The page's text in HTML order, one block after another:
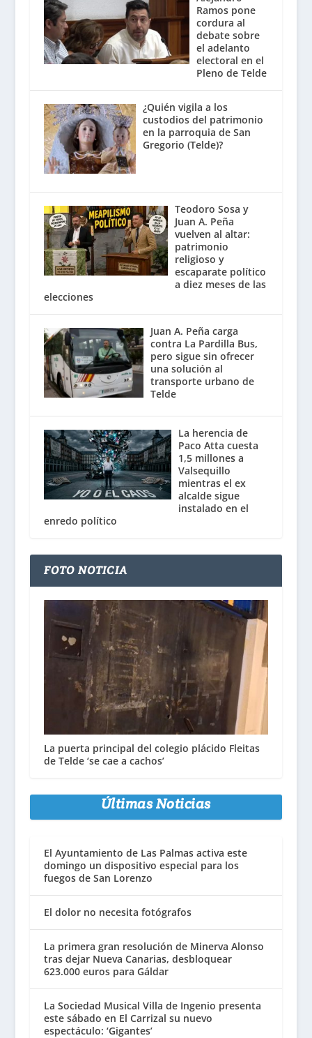
Ramos pone
cordura al
debate sobre
el adelanto
electoral en el
Pleno de Telde
¿Quién vigila a los
custodios del patrimonio
en la parroquia de San
Gregorio (Telde)?
Teodoro Sosa y
Juan A. Peña
vuelven al altar:
patrimonio
religioso y
escaparate político
a diez meses de las
elecciones
Juan A. Peña carga
contra La Pardilla Bus,
pero sigue sin ofrecer
una solución al
transporte urbano de
Telde
La herencia de
Paco Atta cuesta
1,5 millones a
Valsequillo
mientras el ex
alcalde sigue
instalado en el
enredo político
FOTO NOTICIA
La puerta principal del colegio plácido Fleitas
de Telde ‘se cae a cachos’
Últimas Noticias
El Ayuntamiento de Las Palmas activa este
domingo un dispositivo especial para los
fuegos de San Lorenzo
El dolor no necesita fotógrafos
La primera gran resolución de Minerva Alonso
tras dejar Nueva Canarias, desbloquear
623.000 euros para Gáldar
La Sociedad Musical Villa de Ingenio presenta
este sábado en El Carrizal su nuevo
espectáculo: ‘Gigantes’